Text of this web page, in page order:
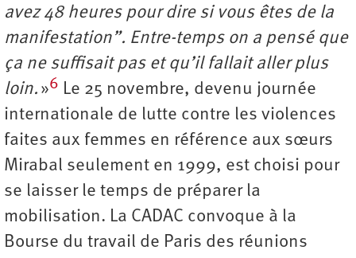
avez 48 heures pour dire si vous êtes de la
manifestation”. Entre-temps on a pensé que
ça ne suffisait pas et qu’il fallait aller plus
loin. »6 Le 25 novembre, devenu journée
internationale de lutte contre les violences
faites aux femmes en référence aux sœurs
Mirabal seulement en 1999, est choisi pour
se laisser le temps de préparer la
mobilisation. La CADAC convoque à la
Bourse du travail de Paris des réunions